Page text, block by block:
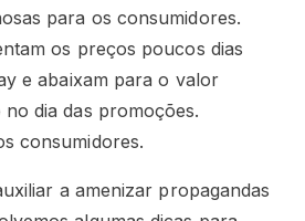
para os consumidores.
os preços poucos dias
e abaixam para o valor
dia das promoções.
consumidores.
a amenizar propagandas